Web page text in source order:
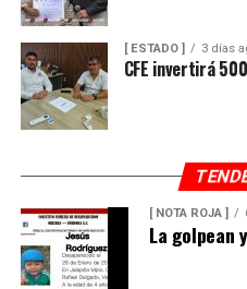
[ ESTADO ] 3 días
CFE invertirá
[ NOTA ROJA ]
La golpean